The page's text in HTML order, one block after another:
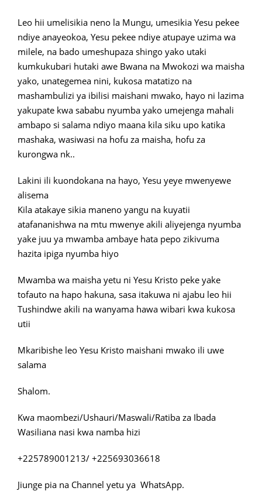
Leo hii umelisikia neno la Mungu, umesikia Yesu pekee
ndiye anayeokoa, Yesu pekee ndiye atupaye uzima wa
milele, na bado umeshupaza shingo yako utaki
kumkukubari hutaki awe Bwana na Mwokozi wa maisha
yako, unategemea nini, kukosa matatizo na
mashambulizi ya ibilisi maishani mwako, hayo ni lazima
yakupate kwa sababu nyumba yako umejenga mahali
ambapo si salama ndiyo maana kila siku upo katika
mashaka, wasiwasi na hofu za maisha, hofu za
kurongwa nk..
Lakini ili kuondokana na hayo, Yesu yeye mwenyewe
alisema
Kila atakaye sikia maneno yangu na kuyatii
atafananishwa na mtu mwenye akili aliyejenga nyumba
yake juu ya mwamba ambaye hata pepo zikivuma
hazita ipiga nyumba hiyo
Mwamba wa maisha yetu ni Yesu Kristo peke yake
tofauto na hapo hakuna, sasa itakuwa ni ajabu leo hii
Tushindwe akili na wanyama hawa wibari kwa kukosa
utii
Mkaribishe leo Yesu Kristo maishani mwako ili uwe
salama
Shalom.
Kwa maombezi/Ushauri/Maswali/Ratiba za Ibada
Wasiliana nasi kwa namba hizi
+225789001213/ +225693036618
Jiunge pia na Channel yetu ya WhatsApp.